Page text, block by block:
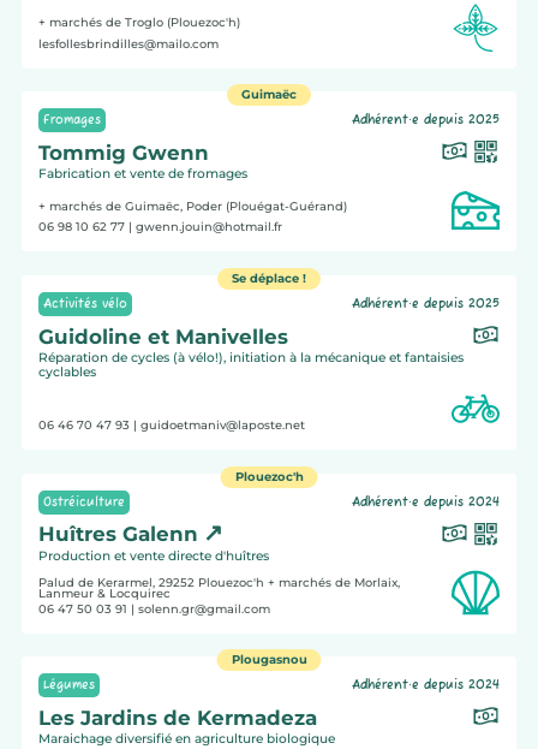
+ marchés de Troglo (Plouezoc'h)
lesfollesbrindilles@mailo.com
Guimaëc
Fromages
Adhérent·e depuis 2025
Tommig Gwenn
Fabrication et vente de fromages
+ marchés de Guimaëc, Poder (Plouégat-Guérand)
06 98 10 62 77| gwenn.jouin@hotmail.fr
Se déplace !
Activités vélo
Adhérent·e depuis 2025
Guidoline et Manivelles
Réparation de cycles (à vélo!), initiation à la mécanique et fantaisies
cyclables
06 46 70 47 93 | guidoetmaniv@laposte.net
Plouezoc'h
Ostréiculture
Adhérent·e depuis 2024
Huîtres Galenn
Production et vente directe d'huîtres
Palud de Kerarmel, 29252 Plouezoc'h + marchés de Morlaix,
Lanmeur & Locquirec
06 47 50 03 91 | solenn.gr@gmail.com
Plougasnou
Légumes
Adhérent·e depuis 2024
Les Jardins de Kermadeza
Maraichage diversifié en agriculture biologique